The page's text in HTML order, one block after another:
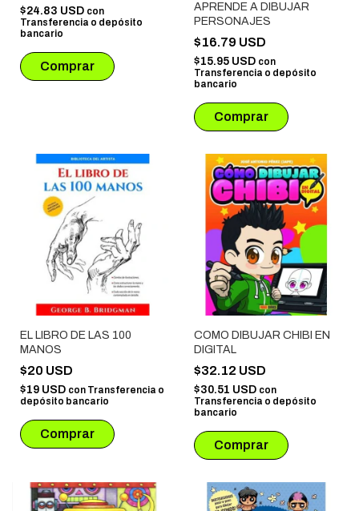
$24.83 USD con
Transferencia o depósito
bancario
APRENDE A DIBUJAR
PERSONAJES
$16.79 USD
$15.95 USD con
Transferencia o depósito
bancario
EL LIBRO DE LAS 100
MANOS
$20 USD
$19 USD con Transferencia o
depósito bancario
COMO DIBUJAR CHIBI EN
DIGITAL
$32.12 USD
$30.51 USD con
Transferencia o depósito
bancario